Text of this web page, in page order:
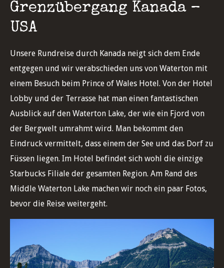
Grenzübergang Kanada –
USA
Unsere Rundreise durch Kanada neigt sich dem Ende
entgegen und wir verabschieden uns von Waterton mit
einem Besuch beim Prince of Wales Hotel. Von der Hotel
Lobby und der Terrasse hat man einen fantastischen
Ausblick auf den Waterton Lake, der wie ein Fjord von
der Bergwelt umrahmt wird. Man bekommt den
Eindruck vermittelt, dass einem der See und das Dorf zu
Füssen liegen. Im Hotel befindet sich wohl die einzige
Starbucks Filiale der gesamten Region. Am Rand des
Middle Waterton Lake machen wir noch ein paar Fotos,
bevor die Reise weitergeht.